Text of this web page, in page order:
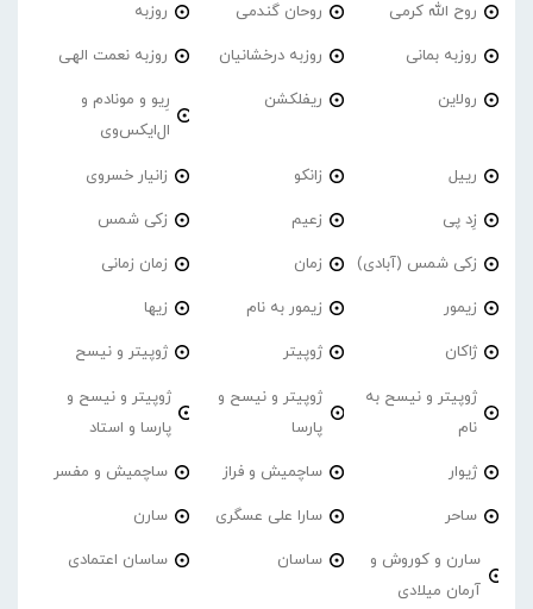
روح الله کرمی روحان گندمی روزبه
روزبه بمانی روزبه درخشانیان روزبه نعمت الهی
رولاین ریفلکشن
رِیو و مونادم و
ال‌ایکس‌وی
رییل زانکو زانیار خسروی
زِد پی زعیم زکی شمس
زکی شمس (آبادی) زمان زمان زمانی
زیمور زیمور به نام زیها
ژاکان ژوپیتر ژوپیتر و نیسح
ژوپیتر و نیسح به
نام
ژوپیتر و نیسح و
پارسا
ژوپیتر و نیسح و
پارسا و استاد
ژیوار ساچمیش و فراز ساچمیش و مفسر
ساحر سارا علی عسگری سارن
سارن و کوروش و
آرمان میلادی
ساسان ساسان اعتمادی